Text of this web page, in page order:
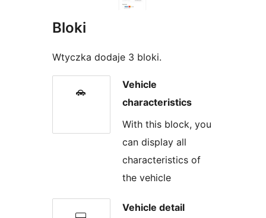
Bloki
Wtyczka dodaje 3 bloki.
Vehicle
characteristics
With this block, you
can display all
characteristics of
the vehicle
Vehicle detail